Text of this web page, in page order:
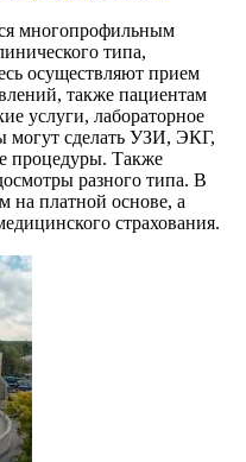
многопрофильным
типа,
осуществляют прием
также пациентам
услуги, лабораторное
могут сделать УЗИ, ЭКГ,
процедуры. Также
разного типа. В
на платной основе, а
страхования.